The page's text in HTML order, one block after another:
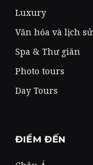
Luxury
Văn hóa và lịch sử
Spa & Thư giãn
Photo tours
Day Tours
ĐIỂM ĐẾN